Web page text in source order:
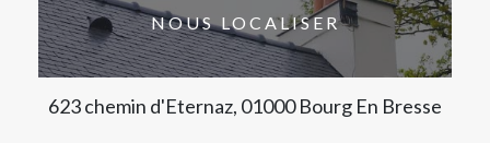
NOUS LOCALISER
623 chemin d'Eternaz, 01000 Bourg En Bresse